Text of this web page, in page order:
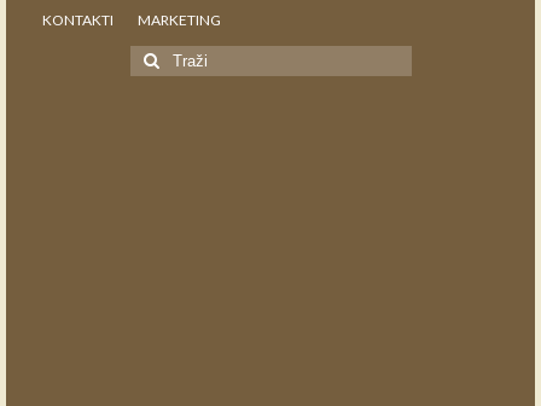
KONTAKTI MARKETING
Search
for: